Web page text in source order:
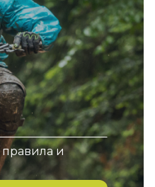
правила и